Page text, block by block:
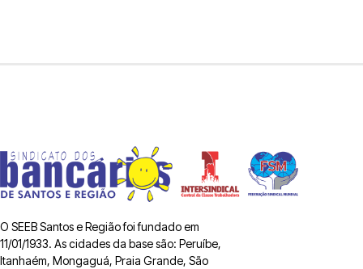
O SEEB Santos e Região foi fundado em
11/01/1933. As cidades da base são: Peruíbe,
Itanhaém, Mongaguá, Praia Grande, São